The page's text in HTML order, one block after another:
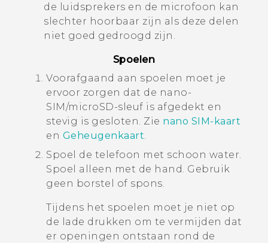
de luidsprekers en de microfoon kan
slechter hoorbaar zijn als deze delen
niet goed gedroogd zijn.
Spoelen
Voorafgaand aan spoelen moet je
ervoor zorgen dat de nano-
SIM /microSD-sleuf is afgedekt en
stevig is gesloten. Zie nano SIM -kaart
en Geheugenkaart.
Spoel de telefoon met schoon water.
Spoel alleen met de hand. Gebruik
geen borstel of spons.
Tijdens het spoelen moet je niet op
de lade drukken om te vermijden dat
er openingen ontstaan rond de